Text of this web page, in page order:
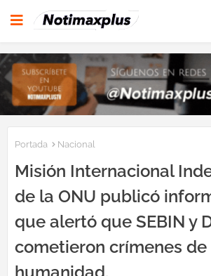
Portada Nacional
Misión Internacional
de la ONU publicó
que alertó que SEBIN y
cometieron crímenes de